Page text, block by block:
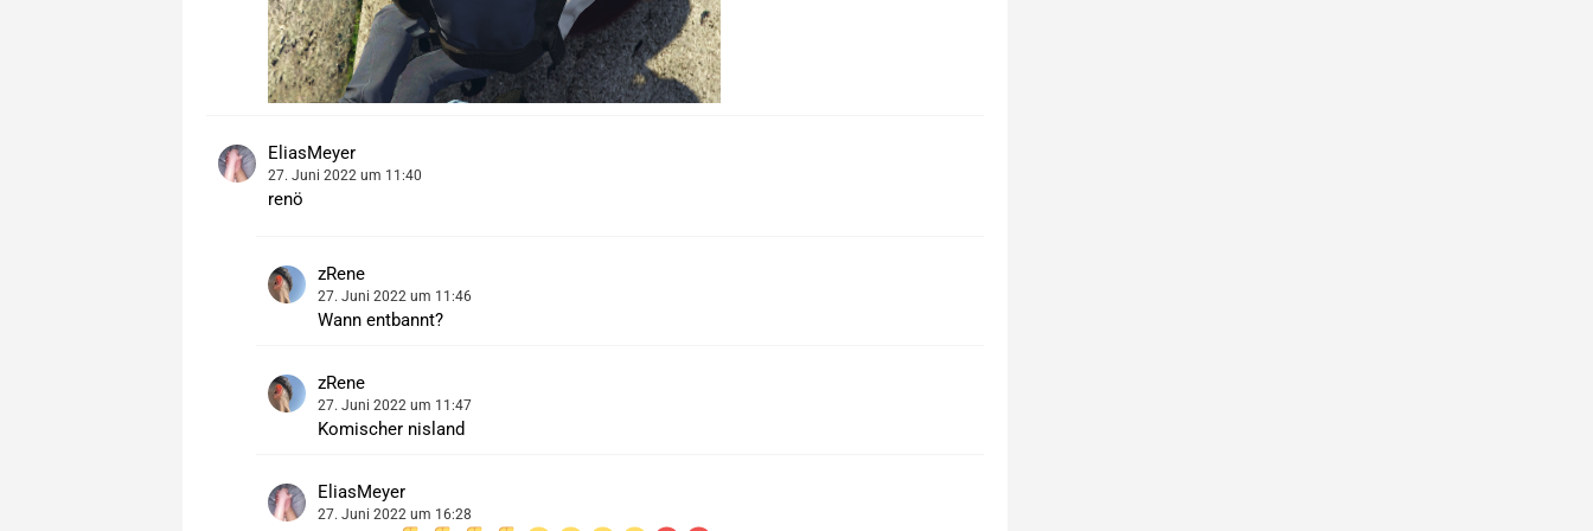
EliasMeyer
27. Juni 2022 um 11:40
renö
zRene
27. Juni 2022 um 11:46
Wann entbannt?
zRene
27. Juni 2022 um 11:47
Komischer nisland
EliasMeyer
27. Juni 2022 um 16:28